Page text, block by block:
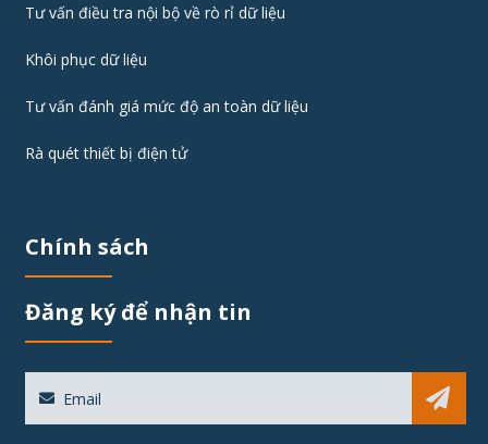
Tư vấn điều tra nội bộ về rò rỉ dữ liệu
Khôi phục dữ liệu
Tư vấn đánh giá mức độ an toàn dữ liệu
Rà quét thiết bị điện tử
Chính sách
Đăng ký để nhận tin
Sub